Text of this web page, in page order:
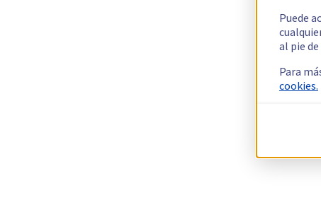
Puede
al pie
Para
cookies.